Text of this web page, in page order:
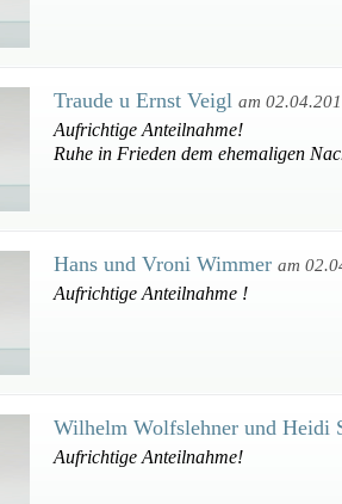
Traude u Ernst Veigl am
Aufrichtige Anteilnahme!
Ruhe in Frieden dem ehemaligen
Hans und Vroni Wimmer am
Aufrichtige Anteilnahme !
Wilhelm Wolfslehner und Heidi
Aufrichtige Anteilnahme!